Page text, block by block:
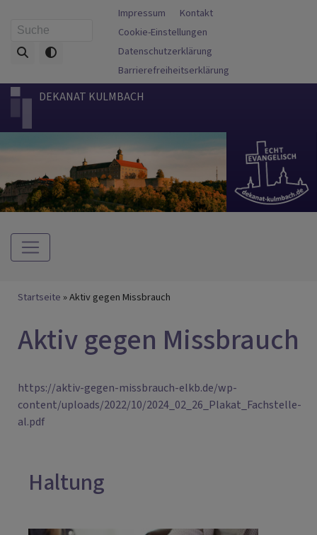
zum
Suche
Fußbereichsmenü
Impressum
Kontakt
Cookie-Einstellungen
Datenschutzerklärung
Barrierefreiheitserklärung
DEKANAT KULMBACH
Hauptnavigation
Breadcrumb
Startseite Aktiv gegen Missbrauch
Aktiv gegen Missbrauch
https://aktiv-gegen-missbrauch-elkb.de/wp-
content/uploads/2022/10/2024_02_26_Plakat_Fachstelle-
al.pdf
Haltung